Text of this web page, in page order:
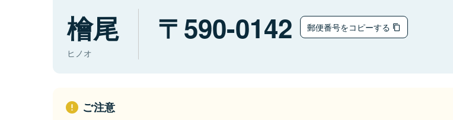
檜尾
ヒノオ
590-0142 郵便番号をコピーする
ご注意